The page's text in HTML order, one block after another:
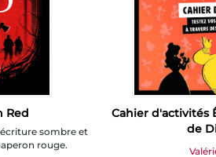
Red
sombre et
rouge.
Cahier d'activités
de